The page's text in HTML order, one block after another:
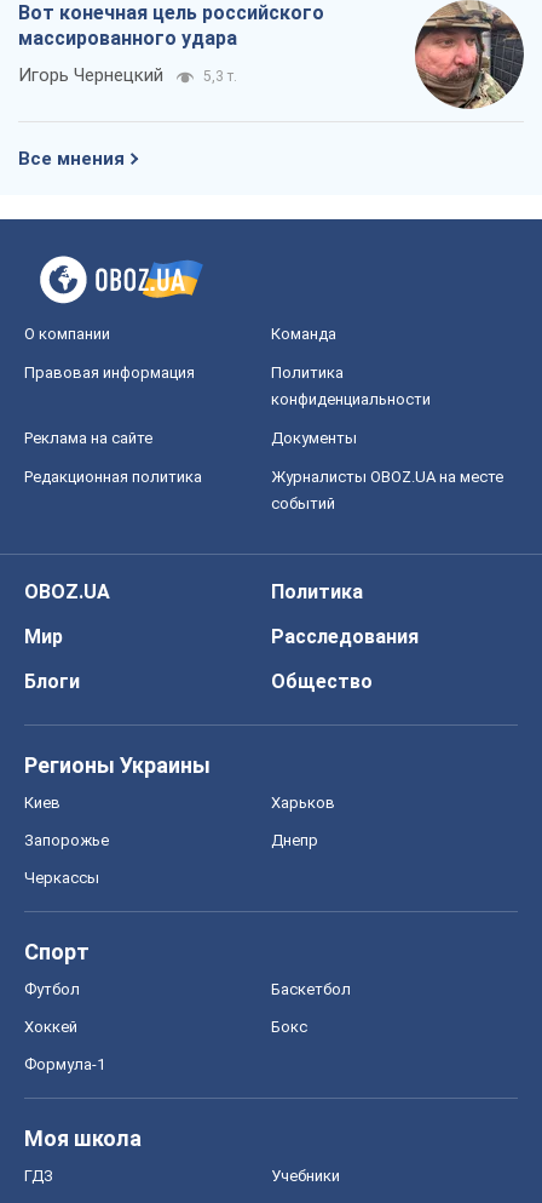
Вот конечная цель российского
массированного удара
Игорь Чернецкий 5,3 т.
Все мнения
О компании Команда
Правовая информация
Политика
конфиденциальности
Реклама на сайте Документы
Редакционная политика
Журналисты OBOZ.UA на месте
событий
OBOZ.UA
Политика
Мир
Расследования
Блоги
Общество
Регионы Украины
Киев Харьков
Запорожье Днепр
Черкассы
Спорт
Футбол Баскетбол
Хоккей Бокс
Формула-1
Моя школа
ГДЗ Учебники